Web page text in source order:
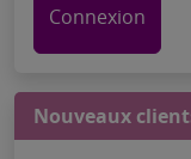
Connexion
Nouveaux